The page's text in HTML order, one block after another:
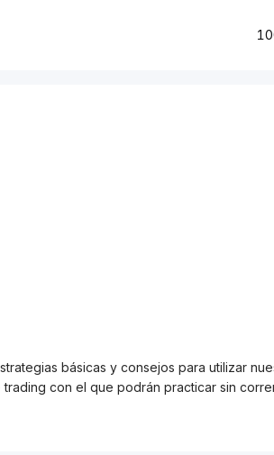
básicas y consejos para utilizar
con el que podrán practicar sin